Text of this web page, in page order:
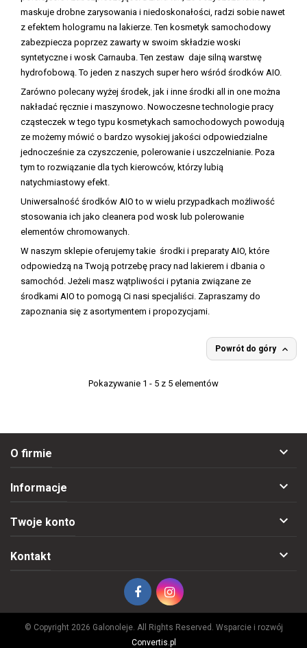
maskuje drobne zarysowania i niedoskonałości, radzi sobie nawet
z efektem hologramu na lakierze. Ten kosmetyk samochodowy
zabezpiecza poprzez zawarty w swoim składzie woski
syntetyczne i wosk Carnauba. Ten zestaw daje silną warstwę
hydrofobową. To jeden z naszych super hero wśród środków AIO.
Zarówno polecany wyżej środek, jak i inne środki all in one można
nakładać ręcznie i maszynowo. Nowoczesne technologie pracy
cząsteczek w tego typu kosmetykach samochodowych powodują
ze możemy mówić o bardzo wysokiej jakości odpowiedzialne
jednocześnie za czyszczenie, polerowanie i uszczelnianie. Poza
tym to rozwiązanie dla tych kierowców, którzy lubią
natychmiastowy efekt.
Uniwersalność środków AIO to w wielu przypadkach możliwość
stosowania ich jako cleanera pod wosk lub polerowanie
elementów chromowanych.
W naszym sklepie oferujemy takie środki i preparaty AIO, które
odpowiedzą na Twoją potrzebę pracy nad lakierem i dbania o
samochód. Jeżeli masz wątpliwości i pytania związane ze
środkami AIO to pomogą Ci nasi specjaliści. Zapraszamy do
zapoznania się z asortymentem i propozycjami.
Powrót do góry 
Pokazywanie 1 - 5 z 5 elementów
O firmie 
Informacje 
Twoje konto 
Kontakt 
© Copyright 2026 Galonoleje. All Rights Reserved. Wsparcie i rozwój
Convertis.pl